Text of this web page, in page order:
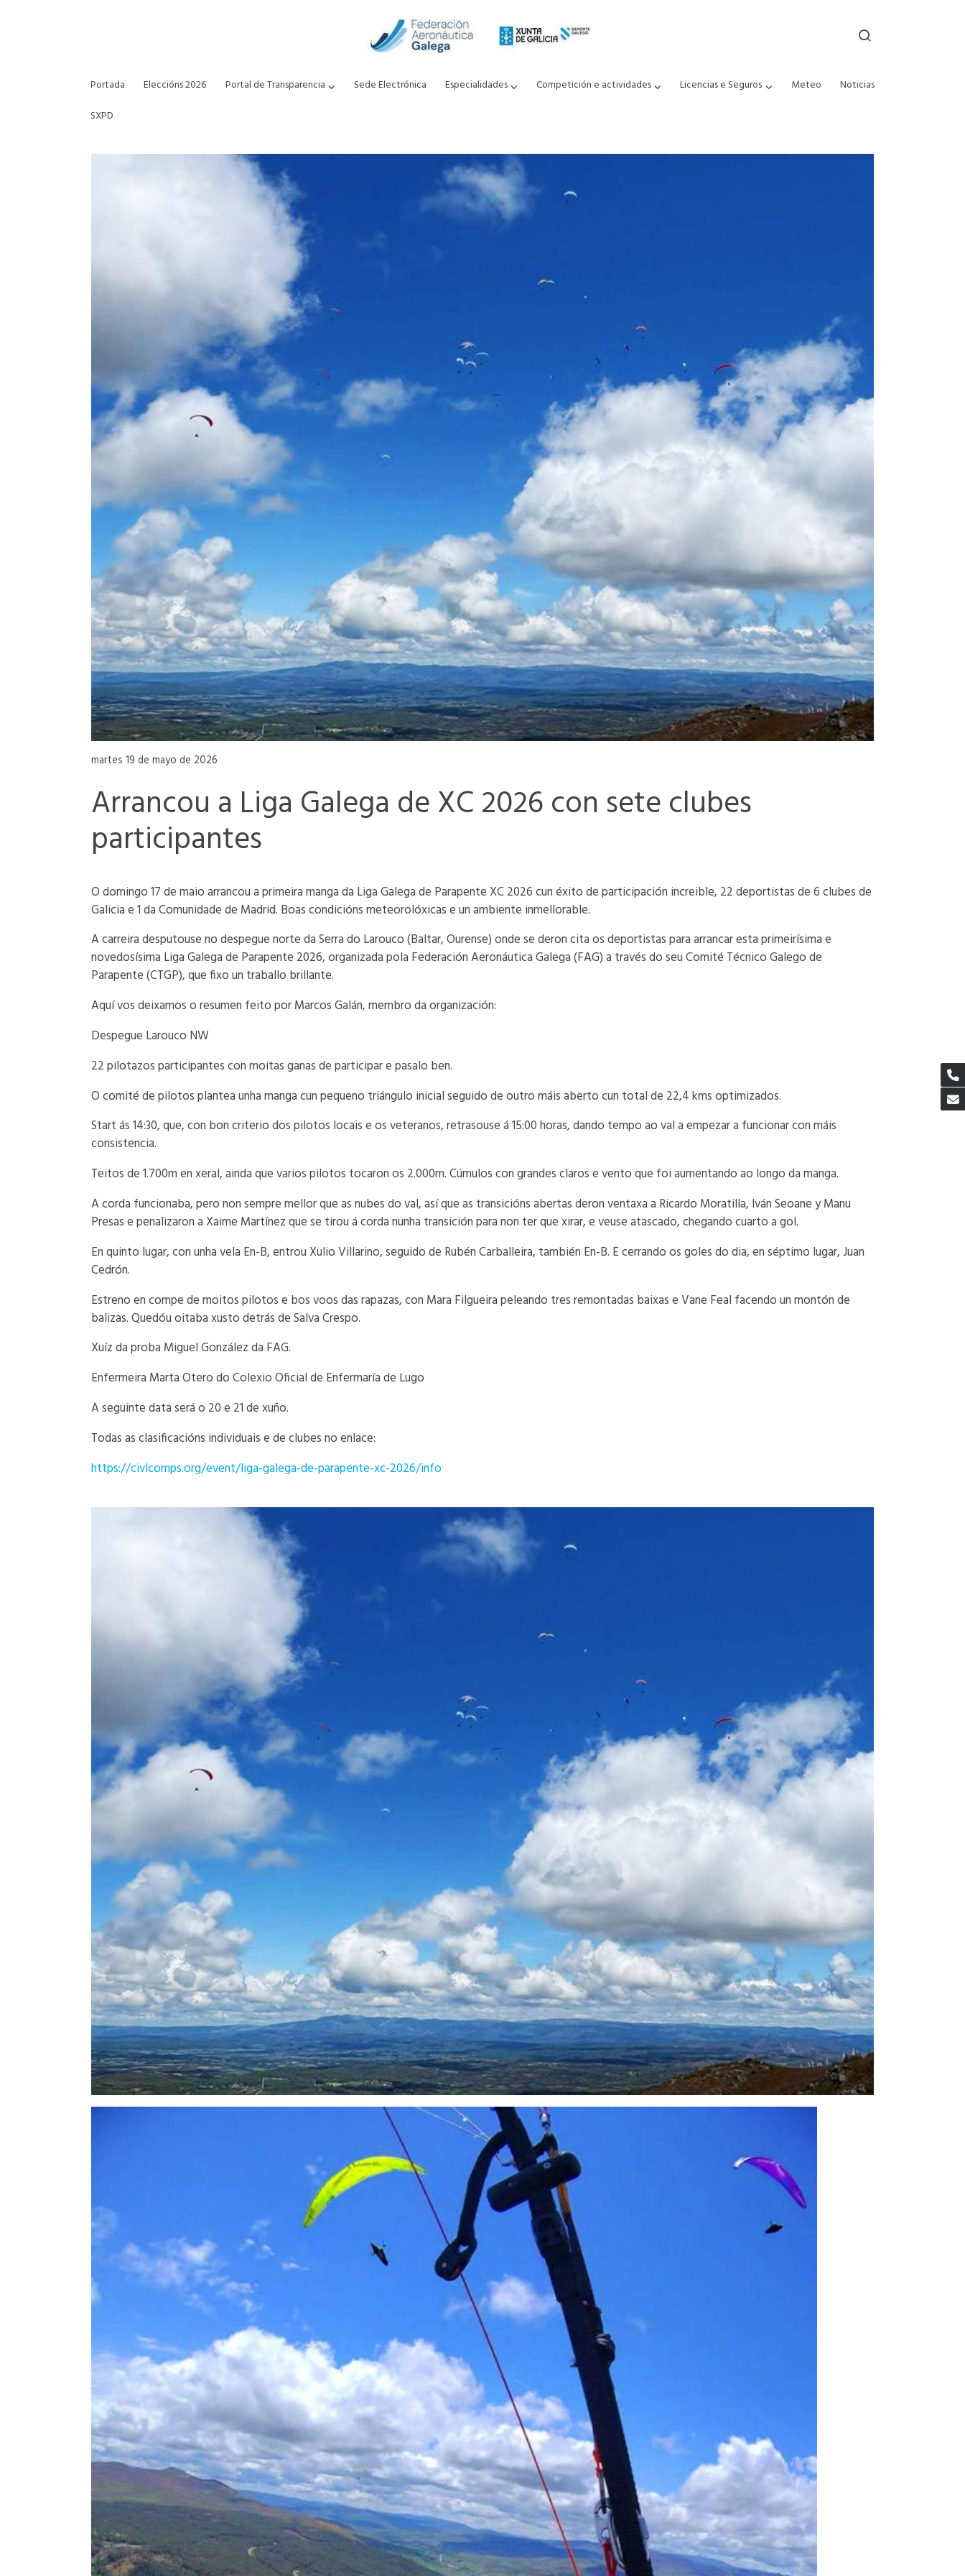
Portada Eleccións 2026 Portal de Transparencia Sede Electrónica Especialidades Competición e actividades Licencias e Seguros Meteo
Noticias
SXPD
martes 19 de mayo de 2026
Arrancou a Liga Galega de XC 2026 con sete clubes
participantes
O domingo 17 de maio arrancou a primeira manga da Liga Galega de Parapente XC 2026 cun éxito de participación increible, 22 deportistas de 6 clubes de
Galicia e 1 da Comunidade de Madrid. Boas condicións meteorolóxicas e un ambiente inmellorable.
A carreira desputouse no despegue norte da Serra do Larouco (Baltar, Ourense) onde se deron cita os deportistas para arrancar esta primeirísima e
novedosísima Liga Galega de Parapente 2026, organizada pola Federación Aeronáutica Galega (FAG) a través do seu Comité Técnico Galego de
Parapente (CTGP), que fixo un traballo brillante.
Aquí vos deixamos o resumen feito por Marcos Galán, membro da organización:
Despegue Larouco NW
22 pilotazos participantes con moitas ganas de participar e pasalo ben.
O comité de pilotos plantea unha manga cun pequeno triángulo inicial seguido de outro máis aberto cun total de 22,4 kms optimizados.
Start ás 14:30, que, con bon criterio dos pilotos locais e os veteranos, retrasouse á 15:00 horas, dando tempo ao val a empezar a funcionar con máis
consistencia.
Teitos de 1.700m en xeral, ainda que varios pilotos tocaron os 2.000m. Cúmulos con grandes claros e vento que foi aumentando ao longo da manga.
A corda funcionaba, pero non sempre mellor que as nubes do val, así que as transicións abertas deron ventaxa a Ricardo Moratilla, Iván Seoane y Manu
Presas e penalizaron a Xaime Martínez que se tirou á corda nunha transición para non ter que xirar, e veuse atascado, chegando cuarto a gol.
En quinto lugar, con unha vela En-B, entrou Xulio Villarino, seguido de Rubén Carballeira, también En-B. E cerrando os goles do dia, en séptimo lugar, Juan
Cedrón.
Estreno en compe de moitos pilotos e bos voos das rapazas, con Mara Filgueira peleando tres remontadas baixas e Vane Feal facendo un montón de
balizas. Quedóu oitaba xusto detrás de Salva Crespo.
Xuíz da proba Miguel González da FAG.
Enfermeira Marta Otero do Colexio Oficial de Enfermaría de Lugo
A seguinte data será o 20 e 21 de xuño.
Todas as clasificacións individuais e de clubes no enlace:
https://civlcomps.org/event/liga-galega-de-parapente-xc-2026/info